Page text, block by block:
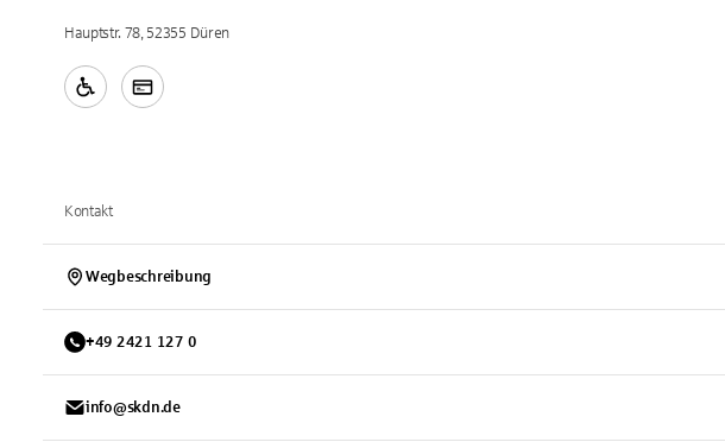
Hauptstr. 78, 52355 Düren
Kontakt
Wegbeschreibung
+49 2421 127 0
info@skdn.de